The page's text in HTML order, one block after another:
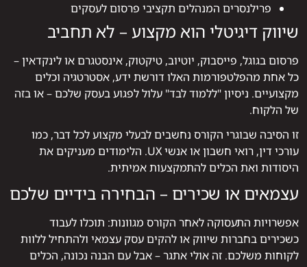
פרילנסרים המנהלים תקציבי פרסום לעסקים
שיווק דיגיטלי הוא מקצוע – לא תחביב
פרסום בגוגל, פייסבוק, יוטיוב, טיקטוק, אינסטגרם או לינקדאין –
כל אחת מהפלטפורמות האלו דורשת ידע, אסטרטגיה וכלים
מקצועיים. ניסיון "ללמוד לבד" עלול לפגוע בעסק שלכם – או בזה
של הלקוח.
זו הסיבה שבוגרי הקורס נחשבים לבעלי מקצוע לכל דבר, כמו
עורכי דין, רואי חשבון או אנשי UX. הלימודים מעניקים את
היסודות ואת הכלים להתמקצעות אמיתית.
עצמאים או שכירים – הבחירה בידיים שלכם
אפשרויות התעסוקה לאחר הקורס מגוונות: תוכלו לעבוד
כשכירים בחברות שיווק או להקים עסק עצמאי ולהתחיל ללוות
לקוחות משלכם. זה אולי אתגר – אבל עם הבנה נכונה, הכלים